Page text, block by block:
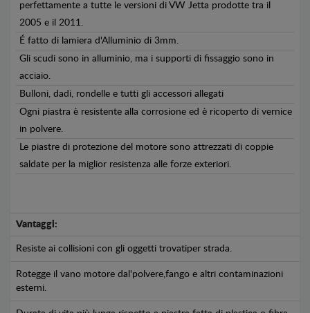
perfettamente a tutte le versioni di VW Jetta prodotte tra il
2005 e il 2011.
É fatto di lamiera d'Alluminio di 3mm.
Gli scudi sono in alluminio, ma i supporti di fissaggio sono in
acciaio.
Bulloni, dadi, rondelle e tutti gli accessori allegati
Ogni piastra è resistente alla corrosione ed è ricoperto di vernice
in polvere.
Le piastre di protezione del motore sono attrezzati di coppie
saldate per la miglior resistenza alle forze exteriori.
Vantaggi:
Resiste ai collisioni con gli oggetti trovatiper strada.
Rotegge il vano motore dal'polvere,fango e altri contaminazioni
esterni.